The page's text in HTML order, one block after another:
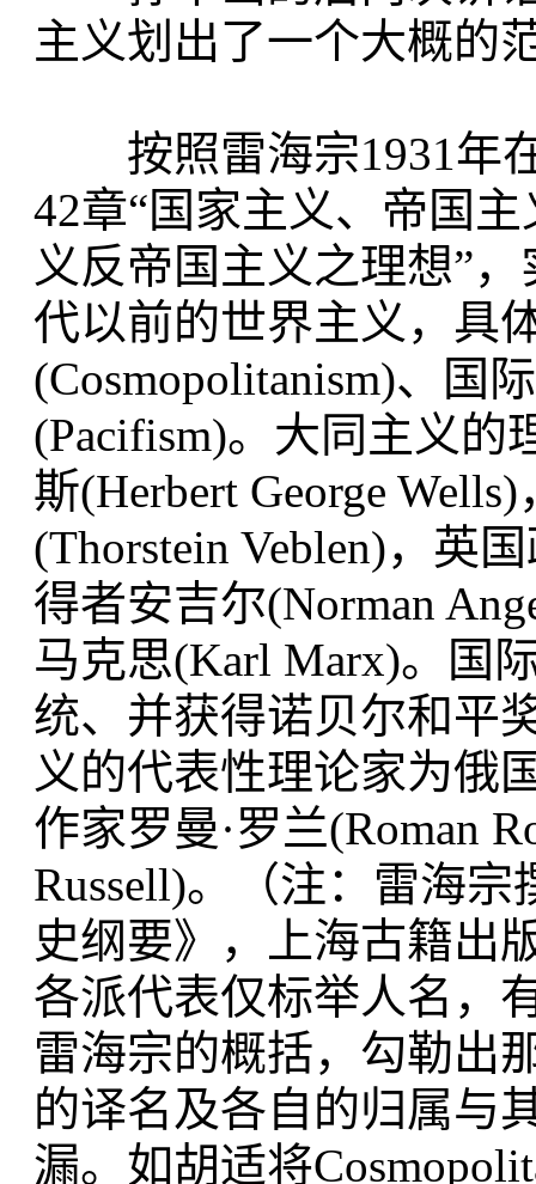
主义划出了一个大概的
按照雷海宗1931年在
42章“国家主义、帝国
义反帝国主义之理想”
代以前的世界主义，具
(Cosmopolitanism)、国
(Pacifism)。大同主义
斯(Herbert George
(Thorstein Veblen)，英
得者安吉尔(Norman
马克思(Karl Marx)。国
统、并获得诺贝尔和平
义的代表性理论家为俄
作家罗曼·罗兰(Roman
Russell)。（注：雷海
史纲要》，上海古籍出
各派代表仅标举人名，
雷海宗的概括，勾勒出
的译名及各自的归属与
漏。如胡适将